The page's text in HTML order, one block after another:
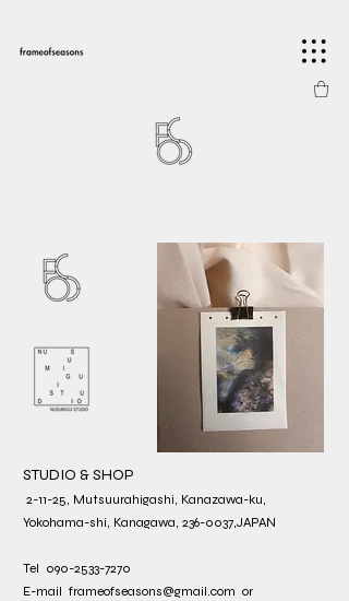
STUDIO & SHOP
2-11-25, Mutsuurahigashi, Kanazawa-ku,
Yokohama-shi, Kanagawa, 236-0037,JAPAN
​Tel 090-2533-7270
E-mail frameofseasons@gmail.com or